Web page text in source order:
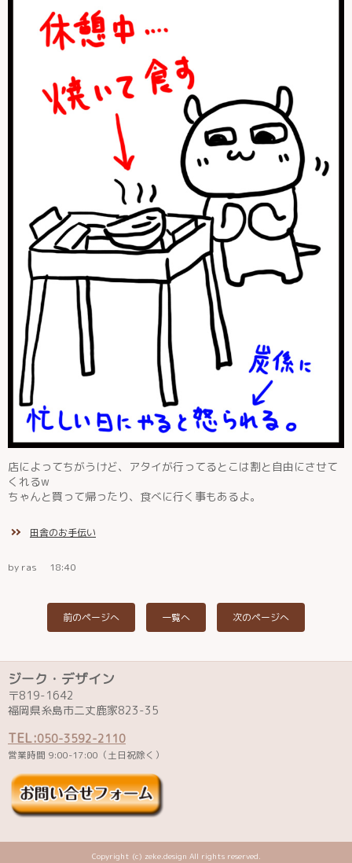
店によってちがうけど、アタイが行ってるとこは割と自由にさせて
くれるw
ちゃんと買って帰ったり、食べに行く事もあるよ。
田舎のお手伝い
by ras 18:40
前のページへ 一覧へ 次のページへ
ジーク・デザイン
〒819-1642
福岡県糸島市二丈鹿家823-35
TEL:050-3592-2110
営業時間 9:00-17:00（土日祝除く）
Copyright (c) zeke.design All rights reserved.